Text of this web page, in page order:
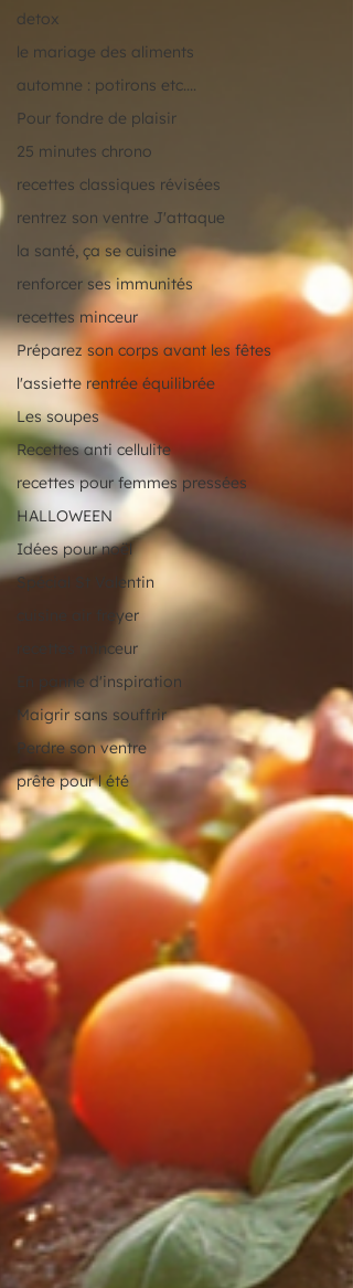
detox
le mariage des aliments
automne : potirons etc....
Pour fondre de plaisir
25 minutes chrono
recettes classiques révisées
rentrez son ventre J'attaque
la santé, ça se cuisine
renforcer ses immunités
recettes minceur
Préparez son corps avant les fêtes
l'assiette rentrée équilibrée
Les soupes
Recettes anti cellulite
recettes pour femmes pressées
HALLOWEEN
Idées pour noël
Spécial St Valentin
cuisine air freyer
recettes minceur
En panne d'inspiration
Maigrir sans souffrir
Perdre son ventre
prête pour l été